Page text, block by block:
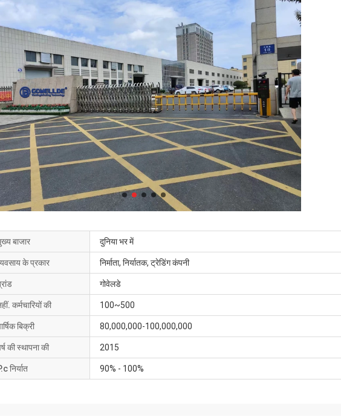
बाजार दुनिया भर में
के प्रकार निर्माता, निर्यातक, ट्रेडिंग कंपनी
गोवेलडे
कर्मचारियों की 100~500
बिक्री 80,000,000-100,000,000
की स्थापना की 2015
निर्यात 90% - 100%